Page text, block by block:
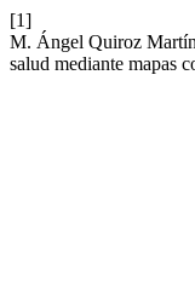
[1]
M. Ángel Quiroz
salud mediante mapas